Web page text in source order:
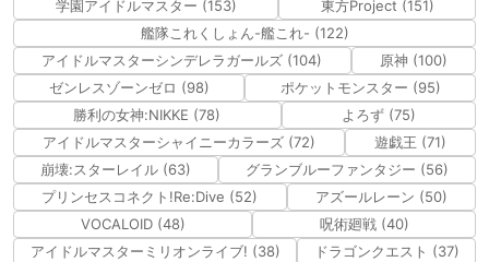
学園アイドルマスター (153)
東方Project (151)
艦隊これくしょん-艦これ- (122)
アイドルマスターシンデレラガールズ (104)
原神 (100)
ゼンレスゾーンゼロ (98)
ポケットモンスター (95)
勝利の女神:NIKKE (78)
よろず (75)
アイドルマスターシャイニーカラーズ (72)
遊戯王 (71)
崩壊:スターレイル (63)
グランブルーファンタジー (56)
プリンセスコネクト!Re:Dive (52)
アズールレーン (50)
VOCALOID (48)
呪術廻戦 (40)
アイドルマスターミリオンライブ! (38)
ドラゴンクエスト (37)